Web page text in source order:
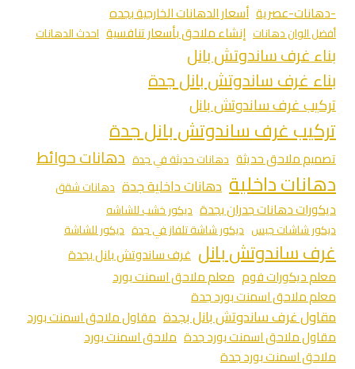
-دهانات-عصرية أسعار الدهانات الخارجية بجده
أفضل الوان دهانات إنشاء ملاحق بأسعار تنافسية احدث الدهانات
بناء غرف ساندوتش بانل
بناء غرف ساندوتش بانل جدة
تركيب غرف ساندوتش بانل
تركيب غرف ساندوتش بانل جدة
تصميم ملاحق حديثة دهانات حديثة في جدة دهانات حوائط
دهانات داخلية دهانات داخلية جدة دهانات شقق
ديكورات دهانات جدران بجدة ديكور خشب للشاشه
ديكور شاشات جبس ديكور شاشة تلفاز في جدة ديكور للشاشة
غرف ساندوتش بانل غرف ساندوتش بانل بجدة
معلم ديكورات فوم معلم ملاحق اسمنت بورد
معلم ملاحق اسمنت بورد جدة
مقاول غرف ساندوتش بانل بجدة مقاول ملاحق اسمنت بورد
مقاول ملاحق اسمنت بورد جدة ملاحق اسمنت بورد
ملاحق اسمنت بورد جدة